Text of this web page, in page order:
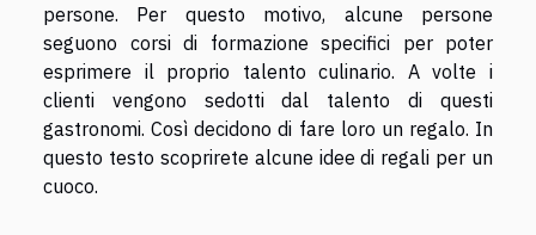
persone. Per questo motivo, alcune persone
seguono corsi di formazione specifici per poter
esprimere il proprio talento culinario. A volte i
clienti vengono sedotti dal talento di questi
gastronomi. Così decidono di fare loro un regalo. In
questo testo scoprirete alcune idee di regali per un
cuoco.